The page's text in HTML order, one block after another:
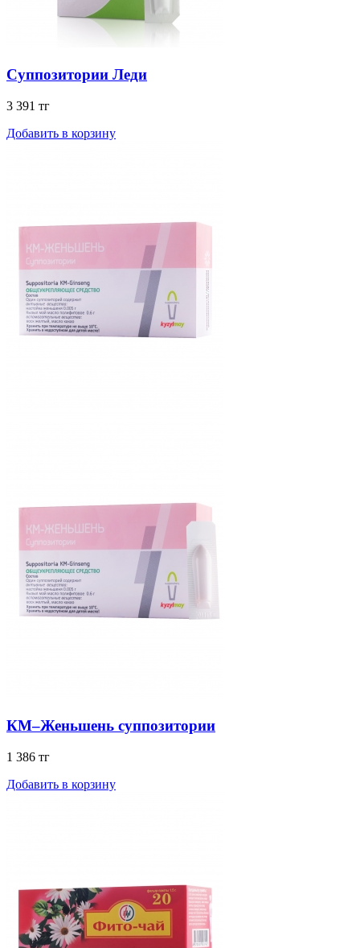
Суппозитории Леди
3 391 тг
Добавить в корзину
КМ–Женьшень суппозитории
1 386 тг
Добавить в корзину